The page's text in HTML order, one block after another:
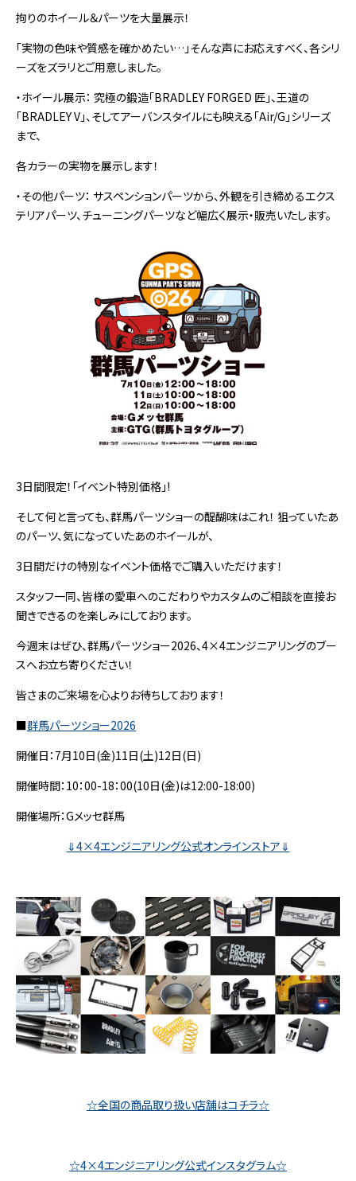
拘りのホイール＆パーツを大量展示！
「実物の色味や質感を確かめたい…」そんな声にお応えすべく、各シリ
ーズをズラリとご用意しました。
・ホイール展示： 究極の鍛造「BRADLEY FORGED 匠」、王道の
「BRADLEY V」、そしてアーバンスタイルにも映える「Air/G」シリーズ
まで、
各カラーの実物を展示します！
・その他パーツ： サスペンションパーツから、外観を引き締めるエクス
テリアパーツ、チューニングパーツなど幅広く展示・販売いたします。
3日間限定！「イベント特別価格」!
そして何と言っても、群馬パーツショーの醍醐味はこれ！ 狙っていたあ
のパーツ、気になっていたあのホイールが、
3日間だけの特別なイベント価格でご購入いただけます！
スタッフ一同、皆様の愛車へのこだわりやカスタムのご相談を直接お
聞きできるのを楽しみにしております。
今週末はぜひ、群馬パーツショー2026、4×4エンジニアリングのブー
スへお立ち寄りください！
皆さまのご来場を心よりお待ちしております！
■群馬パーツショー2026
開催日：7月10日(金)11日(土)12日(日)
開催時間：10：00-18：00(10日(金)は12:00-18:00)
開催場所：Gメッセ群馬
⇓4×4エンジニアリング公式オンラインストア⇓
☆全国の商品取り扱い店舗はコチラ☆
☆4×4エンジニアリング公式インスタグラム☆